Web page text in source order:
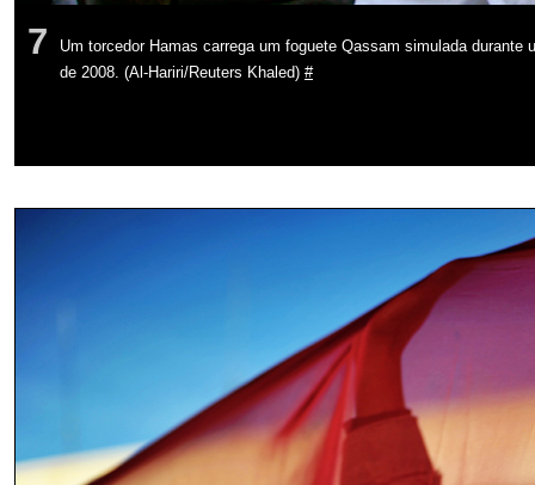
7
Um torcedor Hamas carrega um foguete Qassam simulada
de 2008. (Al-Hariri/Reuters Khaled) #